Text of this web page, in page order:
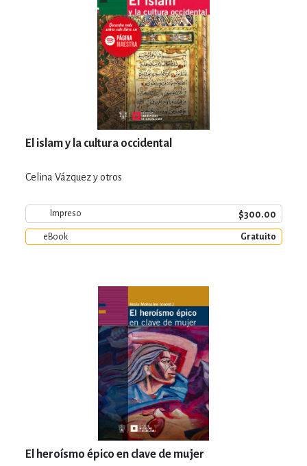
El islam y la cultura occidental
Celina Vázquez y otros
Impreso $300.00
eBook Gratuito
El heroísmo épico en clave de mujer